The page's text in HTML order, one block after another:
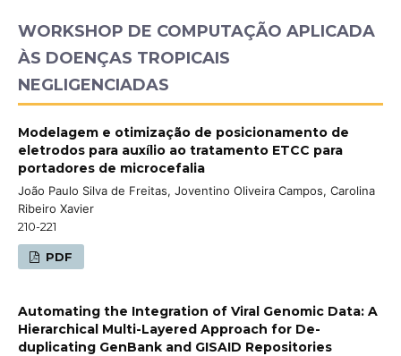
WORKSHOP DE COMPUTAÇÃO APLICADA
ÀS DOENÇAS TROPICAIS
NEGLIGENCIADAS
Modelagem e otimização de posicionamento de
eletrodos para auxílio ao tratamento ETCC para
portadores de microcefalia
João Paulo Silva de Freitas, Joventino Oliveira Campos, Carolina
Ribeiro Xavier
210-221
PDF
Automating the Integration of Viral Genomic Data: A
Hierarchical Multi-Layered Approach for De-
duplicating GenBank and GISAID Repositories